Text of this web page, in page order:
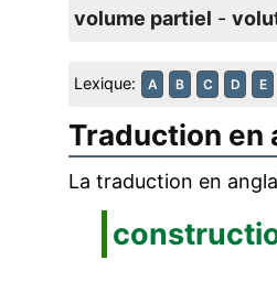
volume partiel -
Lexique: A B C D E
Traduction en
La traduction en